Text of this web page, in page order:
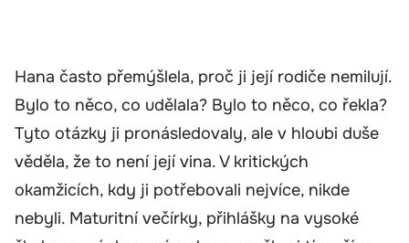
Hana často přemýšlela, proč ji její rodiče nemilují.
Bylo to něco, co udělala? Bylo to něco, co řekla?
Tyto otázky ji pronásledovaly, ale v hloubi duše
věděla, že to není její vina. V kritických
okamžicích, kdy ji potřebovali nejvíce, nikde
nebyli. Maturitní večírky, přihlášky na vysoké